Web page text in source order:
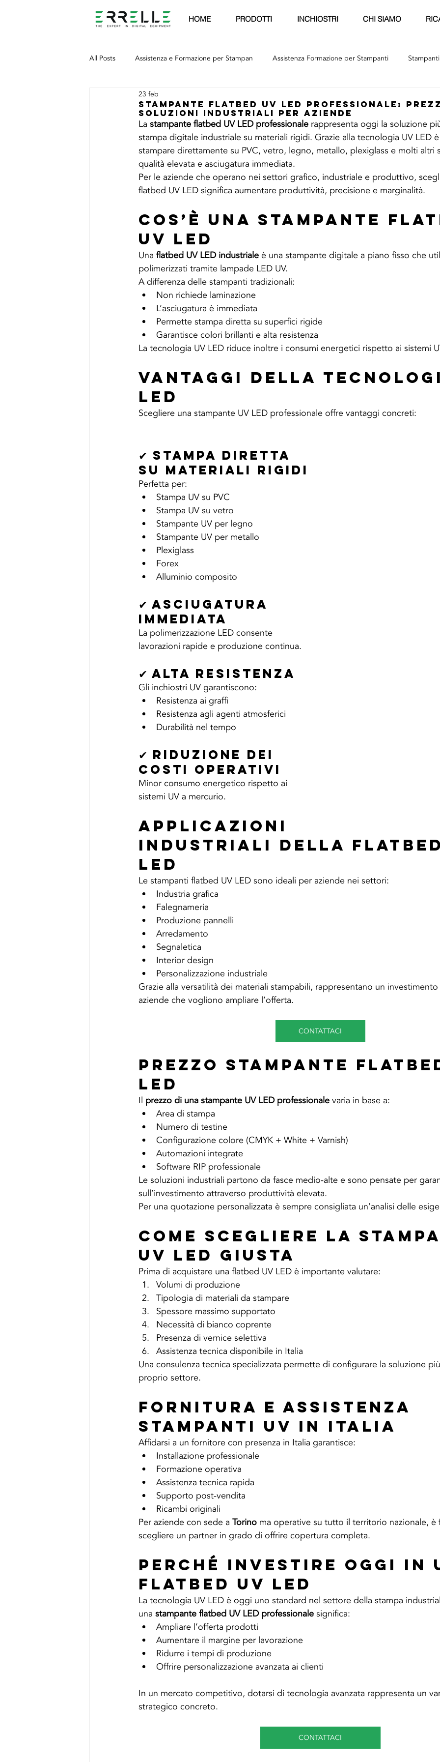
HOME PRODOTTI INCHIOSTRI CHI SIAMO
All Posts Assistenza e Formazione per Stampan Assistenza Formazione per Stampanti
Stampante Flatbed UV LED Professionale:
Soluzioni Industriali per Aziende
23 feb
La stampante flatbed UV LED professionale rappresenta oggi la soluzione
stampa digitale industriale su materiali rigidi. Grazie alla tecnologia UV LED
stampare direttamente su PVC, vetro, legno, metallo, plexiglass e molti
qualità elevata e asciugatura immediata.
Per le aziende che operano nei settori grafico, industriale e produttivo,
flatbed UV LED significa aumentare produttività, precisione e marginalità.
Cos’è una Stampante
UV LED
Una flatbed UV LED industriale è una stampante digitale a piano fisso che
polimerizzati tramite lampade LED UV.
A differenza delle stampanti tradizionali:
Non richiede laminazione
L’asciugatura è immediata
Permette stampa diretta su superfici rigide
Garantisce colori brillanti e alta resistenza
La tecnologia UV LED riduce inoltre i consumi energetici rispetto ai sistemi
Vantaggi della
LED
Scegliere una stampante UV LED professionale offre vantaggi concreti:
✔ Stampa Diretta
su Materiali Rigidi
Perfetta per:
Stampa UV su PVC
Stampa UV su vetro
Stampante UV per legno
Stampante UV per metallo
Plexiglass
Forex
Alluminio composito
✔ Asciugatura
Immediata
La polimerizzazione LED consente
lavorazioni rapide e produzione continua.
✔ Alta Resistenza
Gli inchiostri UV garantiscono:
Resistenza ai graffi
Resistenza agli agenti atmosferici
Durabilità nel tempo
✔ Riduzione dei
Costi Operativi
Minor consumo energetico rispetto ai
sistemi UV a mercurio.
Applicazioni
Industriali della
LED
Le stampanti flatbed UV LED sono ideali per aziende nei settori:
Industria grafica
Falegnameria
Produzione pannelli
Arredamento
Segnaletica
Interior design
Personalizzazione industriale
Grazie alla versatilità dei materiali stampabili, rappresentano un
aziende che vogliono ampliare l’offerta.
CONTATTACI
Prezzo Stampante
LED
Il prezzo di una stampante UV LED professionale varia in base a:
Area di stampa
Numero di testine
Configurazione colore (CMYK + White + Varnish)
Automazioni integrate
Software RIP professionale
Le soluzioni industriali partono da fasce medio-alte e sono pensate per
sull’investimento attraverso produttività elevata.
Per una quotazione personalizzata è sempre consigliata un’analisi delle
Come Scegliere la
UV LED Giusta
Prima di acquistare una flatbed UV LED è importante valutare:
Volumi di produzione
Tipologia di materiali da stampare
Spessore massimo supportato
Necessità di bianco coprente
Presenza di vernice selettiva
Assistenza tecnica disponibile in Italia
Una consulenza tecnica specializzata permette di configurare la soluzione
proprio settore.
Fornitura e Assistenza
Stampanti UV in Italia
Affidarsi a un fornitore con presenza in Italia garantisce:
Installazione professionale
Formazione operativa
Assistenza tecnica rapida
Supporto post-vendita
Ricambi originali
Per aziende con sede a Torino ma operative su tutto il territorio nazionale,
scegliere un partner in grado di offrire copertura completa.
Perché Investire Oggi in
Flatbed UV LED
La tecnologia UV LED è oggi uno standard nel settore della stampa
una stampante flatbed UV LED professionale significa:
Ampliare l’offerta prodotti
Aumentare il margine per lavorazione
Ridurre i tempi di produzione
Offrire personalizzazione avanzata ai clienti
In un mercato competitivo, dotarsi di tecnologia avanzata rappresenta un
strategico concreto.
CONTATTACI